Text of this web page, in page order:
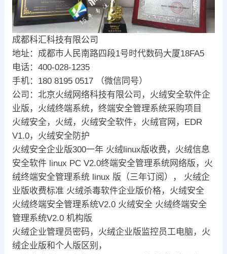
成都科汇科技有限公司
地址：成都市人民南路四段1号时代数码大厦18FA5
电话：400-028-1235
手机：180 8195 0517 （微信同号）
公司：北京火绒网络科技有限公司，火绒安全软件企
业版，火绒终端系统，终端安全管理系统采购项目
火绒安全，火绒，火绒安全软件，火绒官网，EDR
V1.0，火绒安全防护
火绒安全企业版300一年 火绒linux版收费，火绒信息
安全软件 linux PC V2.0终端安全管理系统网络版，火
绒终端安全管理系统 linux 版（三年订阅）， 火绒企
业版收费标准 火绒杀毒软件企业版价格，火绒安全
火绒终端安全管理系统V2.0 火绒安全 火绒终端安全
管理系统V2.0 机构版
火绒企业管理员密码，火绒企业版监控员工电脑，火
绒企业版和个人版区别，